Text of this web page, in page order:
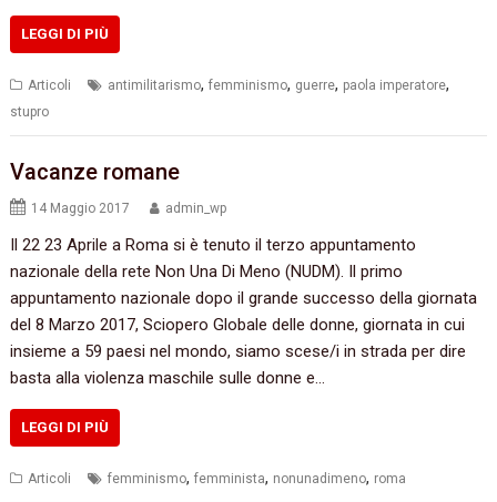
LEGGI DI PIÙ
Articoli antimilitarismo,femminismo, guerre, paola imperatore,
stupro
Vacanze romane
14 Maggio 2017 admin_wp
Il 22 23 Aprile a Roma si è tenuto il terzo appuntamento
nazionale della rete Non Una Di Meno (NUDM). Il primo
appuntamento nazionale dopo il grande successo della giornata
del 8 Marzo 2017, Sciopero Globale delle donne, giornata in cui
insieme a 59 paesi nel mondo, siamo scese/i in strada per dire
basta alla violenza maschile sulle donne e…
LEGGI DI PIÙ
Articoli femminismo,femminista, nonunadimeno, roma